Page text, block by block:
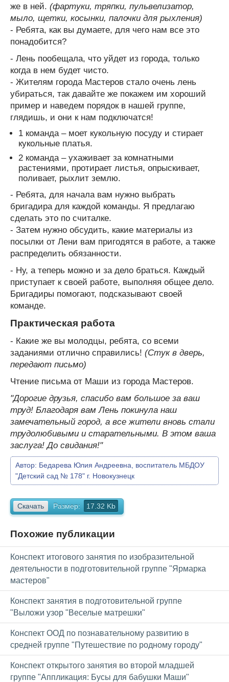
же в ней. (фартуки, тряпки, пульвелизатор,
мыло, щетки, косынки, палочки для рыхления)
- Ребята, как вы думаете, для чего нам все это
понадобится?
- Лень пообещала, что уйдет из города, только
когда в нем будет чисто.
- Жителям города Мастеров стало очень лень
убираться, так давайте же покажем им хороший
пример и наведем порядок в нашей группе,
глядишь, и они к нам подключатся!
1 команда – моет кукольную посуду и стирает
кукольные платья.
2 команда – ухаживает за комнатными
растениями, протирает листья, опрыскивает,
поливает, рыхлит землю.
- Ребята, для начала вам нужно выбрать
бригадира для каждой команды. Я предлагаю
сделать это по считалке.
- Затем нужно обсудить, какие материалы из
посылки от Лени вам пригодятся в работе, а также
распределить обязанности.
- Ну, а теперь можно и за дело браться. Каждый
приступает к своей работе, выполняя общее дело.
Бригадиры помогают, подсказывают своей
команде.
Практическая работа
- Какие же вы молодцы, ребята, со всеми
заданиями отлично справились! (Стук в дверь,
передают письмо)
Чтение письма от Маши из города Мастеров.
"Дорогие друзья, спасибо вам большое за ваш
труд! Благодаря вам Лень покинула наш
замечательный город, а все жители вновь стали
трудолюбивыми и старательными. В этом ваша
заслуга! До свидания!"
Автор: Бедарева Юлия Андреевна, воспитатель МБДОУ
"Детский сад № 178" г. Новокузнецк
Скачать Размер: 17.32 Kb
Похожие публикации
Конспект итогового занятия по изобразительной
деятельности в подготовительной группе "Ярмарка
мастеров"
Конспект занятия в подготовительной группе
"Выложи узор "Веселые матрешки"
Конспект ООД по познавательному развитию в
средней группе "Путешествие по родному городу"
Конспект открытого занятия во второй младшей
группе "Аппликация: Бусы для бабушки Маши"